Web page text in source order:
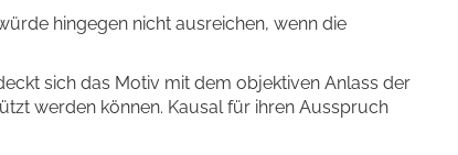
hingegen nicht ausreichen, wenn die
sich das Motiv mit dem objektiven Anlass der
werden können. Kausal für ihren Ausspruch